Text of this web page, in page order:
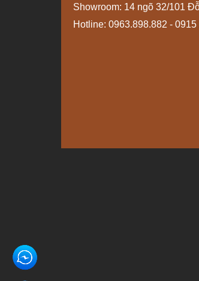
Showroom: 14 ngõ 32/101
Hotline: 0963.898.882 -